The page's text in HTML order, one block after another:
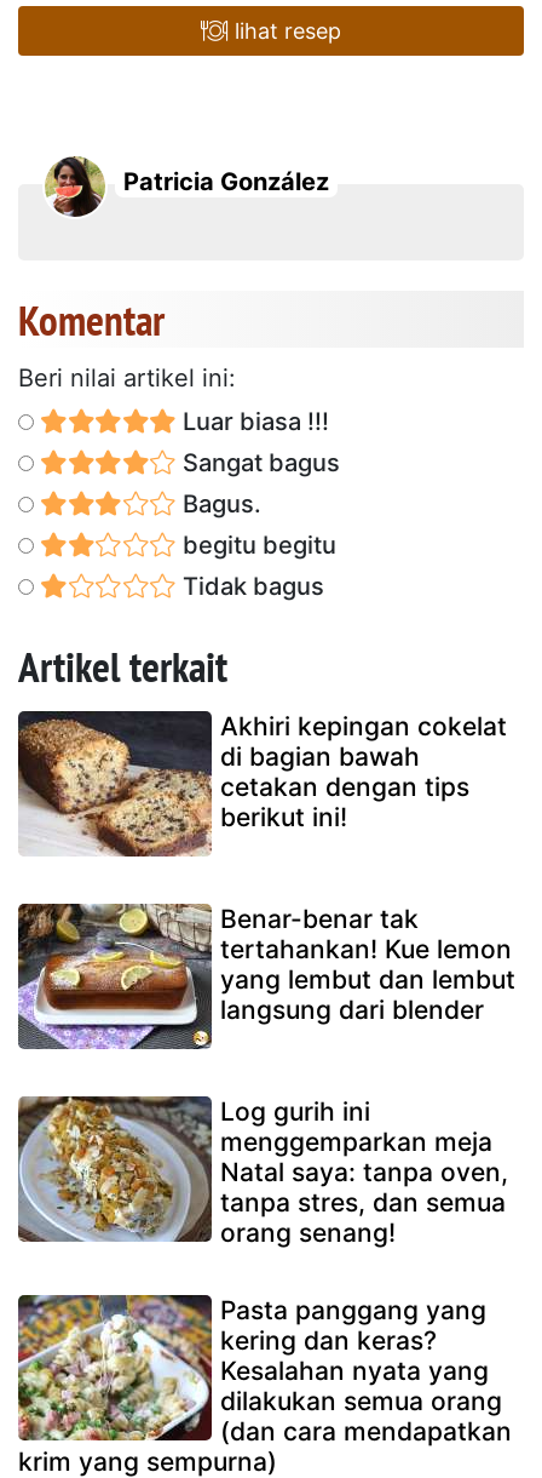
lihat resep
Patricia González
Komentar
Beri nilai artikel ini:
Luar biasa !!!
Sangat bagus
Bagus.
begitu begitu
Tidak bagus
Artikel terkait
Akhiri kepingan cokelat
di bagian bawah
cetakan dengan tips
berikut ini!
Benar-benar tak
tertahankan! Kue lemon
yang lembut dan lembut
langsung dari blender
Log gurih ini
menggemparkan meja
Natal saya: tanpa oven,
tanpa stres, dan semua
orang senang!
Pasta panggang yang
kering dan keras?
Kesalahan nyata yang
dilakukan semua orang
(dan cara mendapatkan
krim yang sempurna)